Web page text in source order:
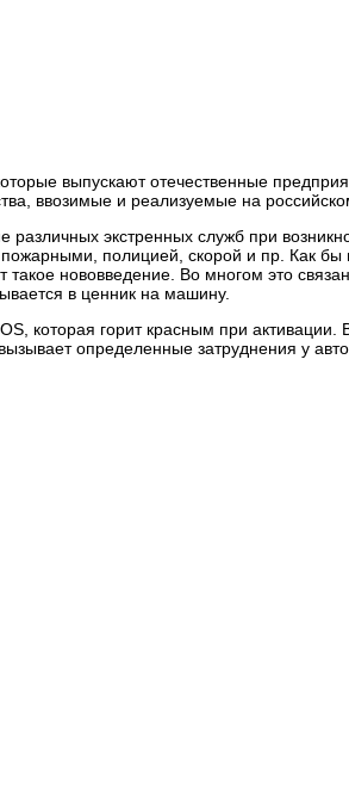
выпускают отечественные
ввозимые и реализуемые на
экстренных служб при
полицией, скорой и пр. Как бы
нововведение. Во многом это
в ценник на машину.
которая горит красным при активации.
определенные затруднения у